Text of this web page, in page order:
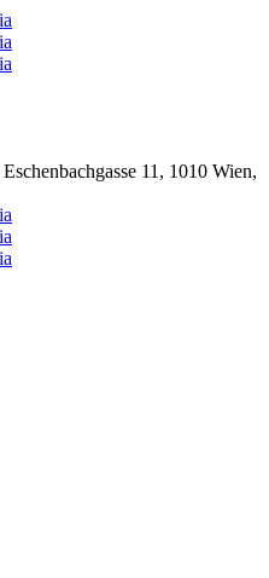
Eschenbachgasse 11, 1010 Wien,